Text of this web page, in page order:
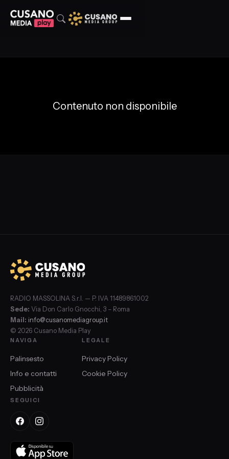
Contenuto non disponibile
RADIO MASSOLINA S.r.l. — P. IVA 11489861002
Sede: Via Don Carlo Gnocchi, 3 – Roma
Mail: info@cusanomediagroup.it
© 2026 Cusano Media Play
NAVIGA
Palinsesto
Info e contatti
Pubblicità
LEGALE
Privacy Policy
Cookie Policy
SEGUICI